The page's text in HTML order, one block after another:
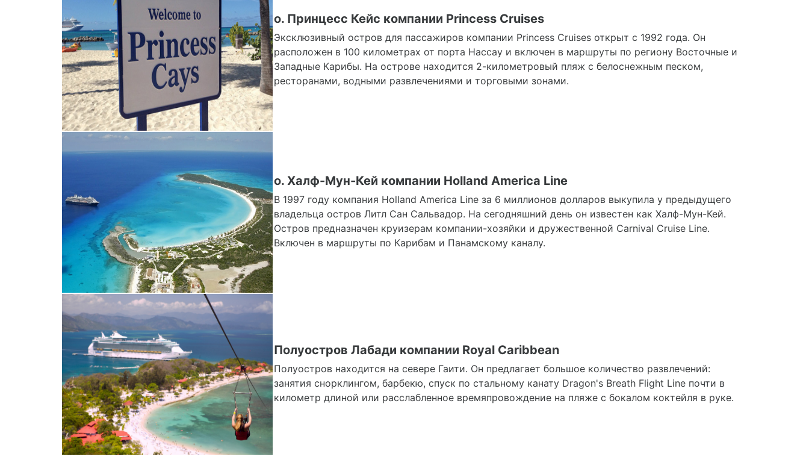
о. Принцесс Кейс компании Princess Cruises
Эксклюзивный остров для пассажиров компании Princess Cruises открыт с 1992 года. Он
расположен в 100 километрах от порта Нассау и включен в маршруты по региону Восточные и
Западные Карибы. На острове находится 2-километровый пляж с белоснежным песком,
ресторанами, водными развлечениями и торговыми зонами.
о. Халф-Мун-Кей компании Holland America Line
В 1997 году компания Holland America Line за 6 миллионов долларов выкупила у предыдущего
владельца остров Литл Сан Сальвадор. На сегодняшний день он известен как Халф-Мун-Кей.
Остров предназначен круизерам компании-хозяйки и дружественной Carnival Cruise Line.
Включен в маршруты по Карибам и Панамскому каналу.
Полуостров Лабади компании Royal Caribbean
Полуостров находится на севере Гаити. Он предлагает большое количество развлечений:
занятия снорклингом, барбекю, спуск по стальному канату Dragon's Breath Flight Line почти в
километр длиной или расслабленное времяпровождение на пляже с бокалом коктейля в руке.